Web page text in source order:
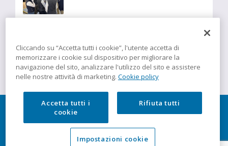
isotermici equipaggiati con
tecnologia Insulation
Cliccando su “Accetta tutti i cookie”, l'utente accetta di
memorizzare i cookie sul dispositivo per migliorare la
navigazione del sito, analizzare l'utilizzo del sito e assistere
nelle nostre attività di marketing. Cookie policy
Accetta tutti i
cookie
Rifiuta tutti
Impostazioni cookie